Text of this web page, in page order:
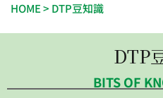
HOME> DTP豆知識
DTP
BITS OF